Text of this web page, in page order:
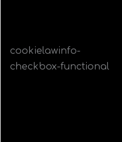
cookielawinfo-
checkbox-functional